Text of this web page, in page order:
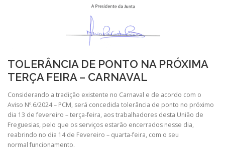
TOLERÂNCIA DE PONTO NA PRÓXIMA
TERÇA FEIRA – CARNAVAL
Considerando a tradição existente no Carnaval e de acordo com o
Aviso Nº.6/2024 – PCM, será concedida tolerância de ponto no próximo
dia 13 de fevereiro – terça-feira, aos trabalhadores desta União de
Freguesias, pelo que os serviços estarão encerrados nesse dia,
reabrindo no dia 14 de Fevereiro – quarta-feira, com o seu
normal funcionamento.